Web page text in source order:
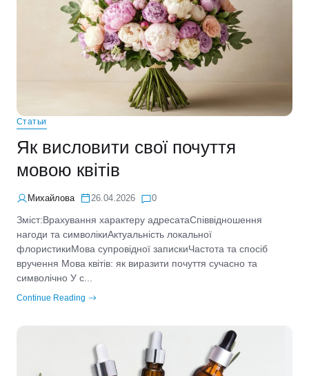
Статьи
Як висловити свої почуття
мовою квітів
Михайлова 26.04.2026 0
Зміст:Врахування характеру адресатаСпіввідношення
нагоди та символікиАктуальність локальної
флористикиМова супровідної запискиЧастота та спосіб
вручення Мова квітів: як виразити почуття сучасно та
символічно У с...
Continue Reading